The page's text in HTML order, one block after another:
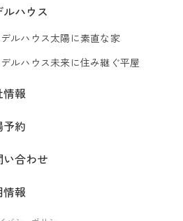
ルハウス
ルハウス太陽に素直な家
ルハウス未来に住み継ぐ平屋
情報
予約
い合わせ
情報